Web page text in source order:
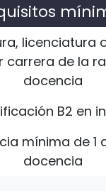
licenciatura
carrera de la
docencia
B2 en
mínima de 1
docencia